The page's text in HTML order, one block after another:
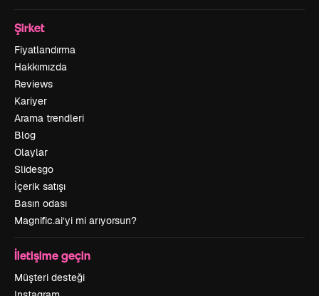
Şirket
Fiyatlandırma
Hakkımızda
Reviews
Kariyer
Arama trendleri
Blog
Olaylar
Slidesgo
İçerik satışı
Basın odası
Magnific.ai’yi mi arıyorsun?
İletişime geçin
Müşteri desteği